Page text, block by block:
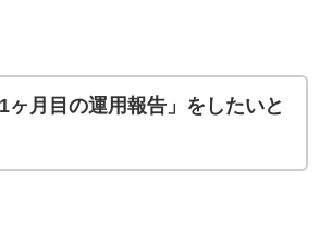
月目の運用報告」をしたいと